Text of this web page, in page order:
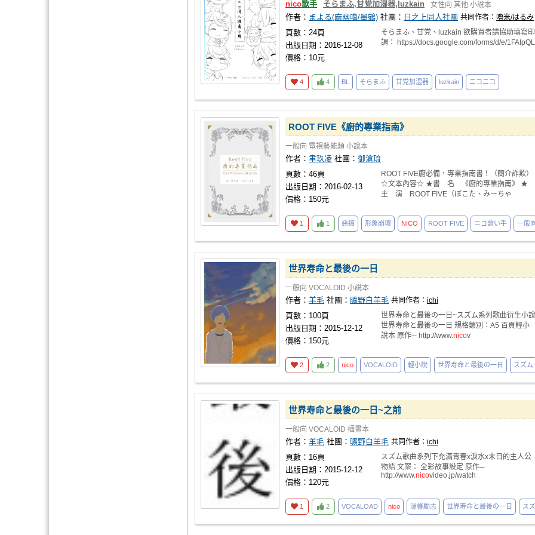
nico歌手 そらまふ,甘党加湿器,luzkain 女性向 其他 小說本
作者： まよる(麻幽嚕/墨鵷) 社團： 日之上同人社團 共同作者： 嚕米/はるみ
頁數：24頁
出版日期：2016-12-08
價格：10元
そらまふ、甘党、luzkain 欲購買者請協助填寫印
調： https://docs.google.com/forms/d/e/1FAIpQL
4 4 BL そらまふ 甘党加湿器 luzkain ニコニコ
ROOT FIVE《廚的專業指南》
一般向 電視藝能類 小說本
作者： 聿玖凌 社團： 御滄琉
頁數：46頁
出版日期：2016-02-13
價格：150元
ROOT FIVE廚必備，專業指南書！（簡介詐欺）
☆文本內容☆ ★書 名 《廚的專業指南》 ★
主 演 ROOT FIVE（ぽこた、みーちゃ
1 1 惡搞 形象崩壞 NICO ROOT FIVE ニコ歌い手 一般
世界寿命と最後の一日
一般向 VOCALOID 小說本
作者： 羊毛 社團： 曠野白羊毛 共同作者： ichi
頁數：100頁
出版日期：2015-12-12
價格：150元
世界寿命と最後の一日~スズム系列歌曲衍生小說
世界寿命と最後の一日 規格類別：A5 百頁輕小
說本 原作─ http://www.nicov
2 2 nico VOCALOID 輕小說 世界寿命と最後の一日 スズム
世界寿命と最後の一日~之前
一般向 VOCALOID 插畫本
作者： 羊毛 社團： 曠野白羊毛 共同作者： ichi
頁數：16頁
出版日期：2015-12-12
價格：120元
スズム歌曲系列下充滿青春x淚水x末日的主人公
物語 文案： 全彩故事設定 原作─
http://www.nicovideo.jp/watch
1 2 VOCALOAD nico 溫馨勵志 世界寿命と最後の一日 ス